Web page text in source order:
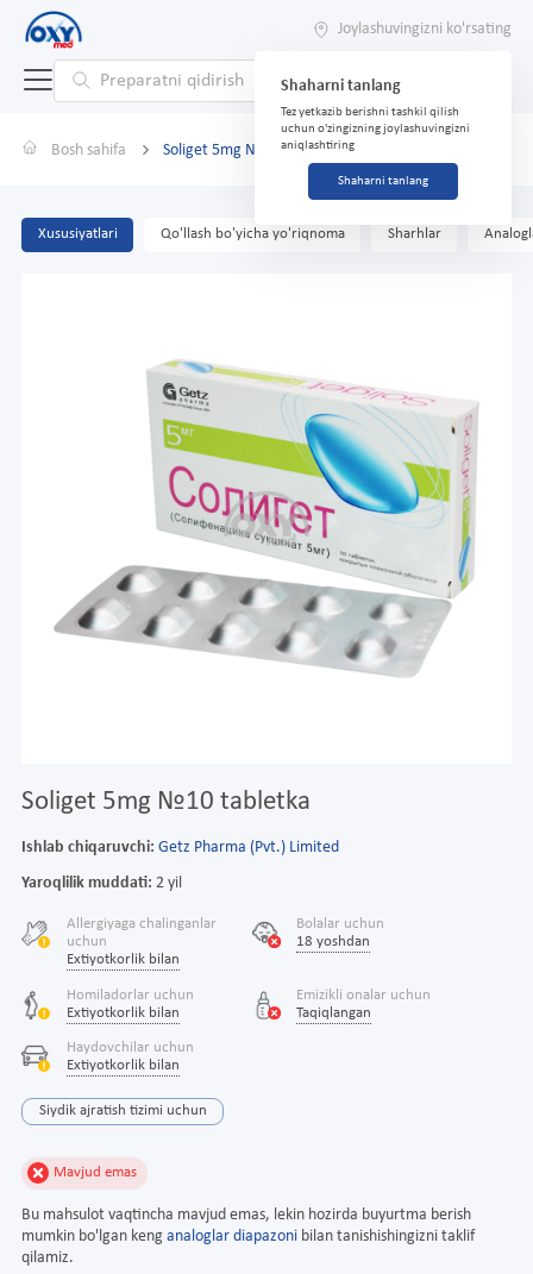
Joylashuvingizni ko'rsating
Shaharni tanlang
Tez yetkazib berishni tashkil qilish
uchun o'zingizning joylashuvingizni
aniqlashtiring
Shaharni tanlang
Bosh sahifa Soliget 5mg №10 tabletka
Xususiyatlari Qo'llash bo'yicha yo'riqnoma Sharhlar
Soliget 5mg №10 tabletka
Ishlab chiqaruvchi: Getz Pharma (Pvt.) Limited
Yaroqlilik muddati: 2 yil
Allergiyaga chalinganlar
uchun
Extiyotkorlik bilan
Bolalar uchun
18 yoshdan
Homiladorlar uchun
Extiyotkorlik bilan
Emizikli onalar uchun
Taqiqlangan
Haydovchilar uchun
Extiyotkorlik bilan
Siydik ajratish tizimi uchun
Mavjud emas
Bu mahsulot vaqtincha mavjud emas, lekin hozirda buyurtma berish
mumkin bo'lgan keng analoglar diapazoni bilan tanishishingizni taklif
qilamiz.